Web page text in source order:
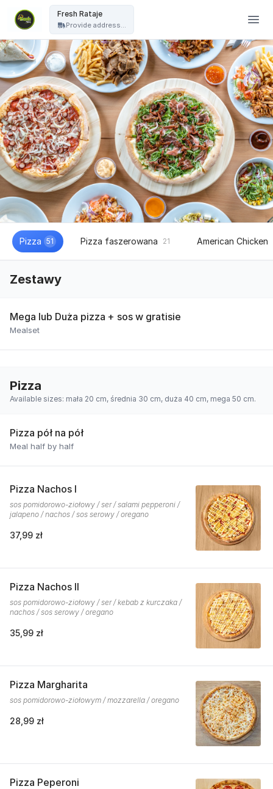
Fresh Rataje
Provide address...
Pizza 51 Pizza faszerowana 21 American Chicken
Zestawy
Mega lub Duża pizza + sos w gratisie
Mealset
Pizza
Available sizes: mała 20 cm, średnia 30 cm, duża 40 cm, mega 50 cm.
Pizza pół na pół
Meal half by half
Pizza Nachos I
sos pomidorowo-ziołowy / ser / salami pepperoni /
jalapeno / nachos / sos serowy / oregano
37,99 zł
Pizza Nachos II
sos pomidorowo-ziołowy / ser / kebab z kurczaka /
nachos / sos serowy / oregano
35,99 zł
Pizza Margharita
sos pomidorowo-ziołowym / mozzarella / oregano
28,99 zł
Pizza Peperoni